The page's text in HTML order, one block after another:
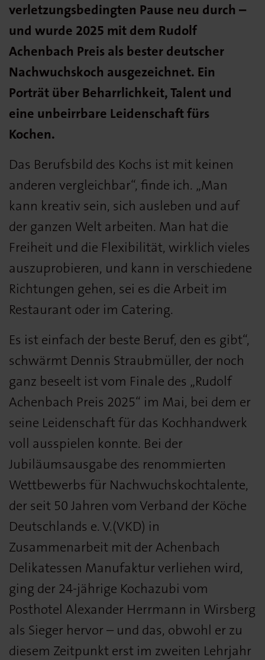
verletzungsbedingten Pause neu durch –
und wurde 2025 mit dem Rudolf
Achenbach Preis als bester deutscher
Nachwuchskoch ausgezeichnet. Ein
Porträt über Beharrlichkeit, Talent und
eine unbeirrbare Leidenschaft fürs
Kochen.
Das Berufsbild des Kochs ist mit keinen
anderen vergleichbar“, finde ich. „Man
kann kreativ sein, sich ausleben und auf
der ganzen Welt arbeiten. Man hat die
Freiheit und die Flexibilität, wirklich vieles
auszuprobieren, und kann in verschiedene
Richtungen gehen, sei es die Arbeit im
Restaurant oder im Catering.
Es ist einfach der beste Beruf, den es gibt“,
schwärmt Dennis Straubmüller, der noch
ganz beseelt ist vom Finale des „Rudolf
Achenbach Preis 2025“ im Mai, bei dem er
seine Leidenschaft für das Kochhandwerk
voll ausspielen konnte. Bei der
Jubiläumsausgabe des renommierten
Wettbewerbs für Nachwuchskochtalente,
der seit 50 Jahren vom Verband der Köche
Deutschlands e. V.(VKD) in
Zusammenarbeit mit der Achenbach
Delikatessen Manufaktur verliehen wird,
ging der 24-jährige Kochazubi vom
Posthotel Alexander Herrmann in Wirsberg
als Sieger hervor – und das, obwohl er zu
diesem Zeitpunkt erst im zweiten Lehrjahr